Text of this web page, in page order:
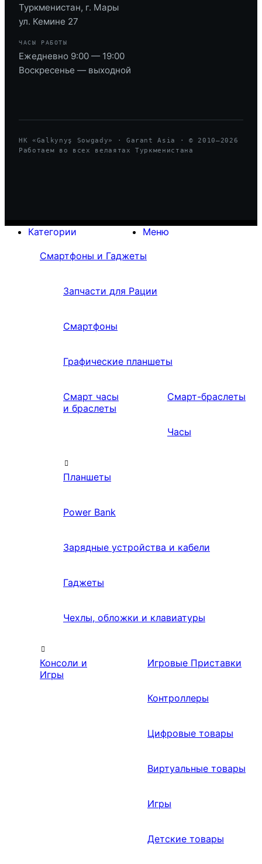
Туркменистан, г. Мары
ул. Кемине 27
ЧАСЫ РАБОТЫ
Ежедневно 9:00 — 19:00
Воскресенье — выходной
HK «Galkynyş Sowgady» · Garant Asia · © 2010—2026
Работаем во всех велаятах Туркменистана
Меню
Категории
Смартфоны и Гаджеты
Запчасти для Рации
Смартфоны
Графические планшеты
Смарт часы
и браслеты
Смарт-браслеты
Часы
Планшеты
Power Bank
Зарядные устройства и кабели
Гаджеты
Чехлы, обложки и клавиатуры
Консоли и
Игры
Игровые Приставки
Контроллеры
Цифровые товары
Виртуальные товары
Игры
Детские товары